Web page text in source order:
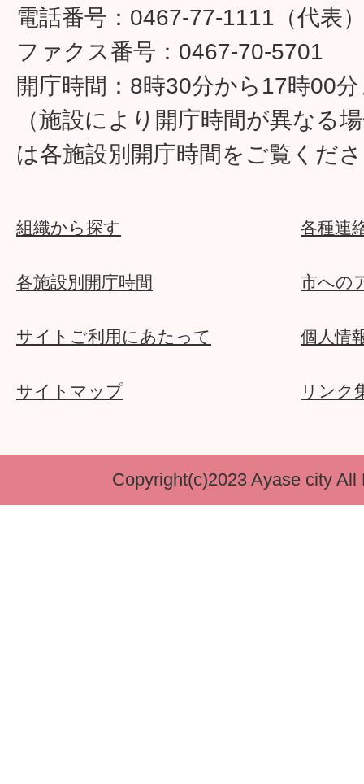
電話番号：0467-77-1111（代表
ファクス番号：0467-70-5701
開庁時間：8時30分から17時00
（施設により開庁時間が異なる
は各施設別開庁時間をご覧くだ
組織から探す 各種連
各施設別開庁時間 市への
サイトご利用にあたって 個人情
サイトマップ リンク
Copyright(c)2023 Ayase city